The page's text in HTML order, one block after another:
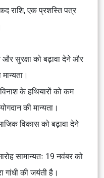
राशि, एक प्रशस्ति पत्र
और सुरक्षा को बढ़ावा देने और
के हथियारों को कम
की मान्यता।
विकास को बढ़ावा देने
सामान्यतः 19 नवंबर को
गांधी की जयंती है।